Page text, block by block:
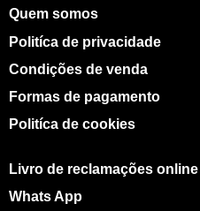
Quem somos
Politíca de privacidade
Condições de venda
Formas de pagamento
Politíca de cookies
Livro de reclamações online
Whats App